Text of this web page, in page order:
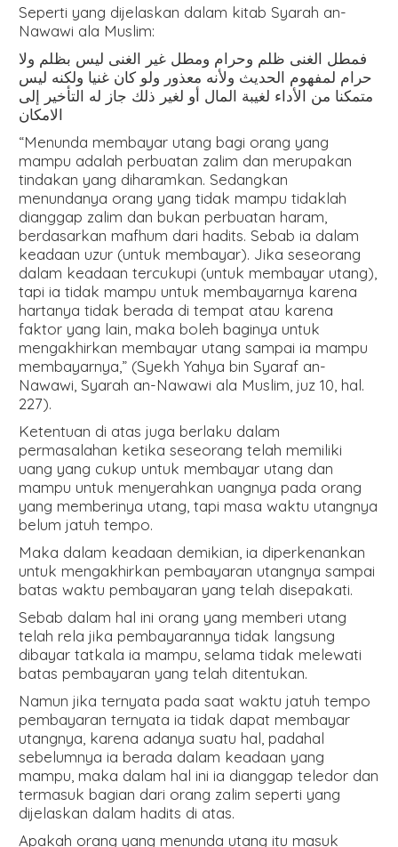
Seperti yang dijelaskan dalam kitab Syarah an-
Nawawi ala Muslim:
فمطل الغنى ظلم وحرام ومطل غير الغنى ليس بظلم ولا
حرام لمفهوم الحديث ولأنه معذور ولو كان غنيا ولكنه ليس
متمكنا من الأداء لغيبة المال أو لغير ذلك جاز له التأخير إلى
الامكان
“Menunda membayar utang bagi orang yang
mampu adalah perbuatan zalim dan merupakan
tindakan yang diharamkan. Sedangkan
menundanya orang yang tidak mampu tidaklah
dianggap zalim dan bukan perbuatan haram,
berdasarkan mafhum dari hadits. Sebab ia dalam
keadaan uzur (untuk membayar). Jika seseorang
dalam keadaan tercukupi (untuk membayar utang),
tapi ia tidak mampu untuk membayarnya karena
hartanya tidak berada di tempat atau karena
faktor yang lain, maka boleh baginya untuk
mengakhirkan membayar utang sampai ia mampu
membayarnya,” (Syekh Yahya bin Syaraf an-
Nawawi, Syarah an-Nawawi ala Muslim, juz 10, hal.
227).
Ketentuan di atas juga berlaku dalam
permasalahan ketika seseorang telah memiliki
uang yang cukup untuk membayar utang dan
mampu untuk menyerahkan uangnya pada orang
yang memberinya utang, tapi masa waktu utangnya
belum jatuh tempo.
Maka dalam keadaan demikian, ia diperkenankan
untuk mengakhirkan pembayaran utangnya sampai
batas waktu pembayaran yang telah disepakati.
Sebab dalam hal ini orang yang memberi utang
telah rela jika pembayarannya tidak langsung
dibayar tatkala ia mampu, selama tidak melewati
batas pembayaran yang telah ditentukan.
Namun jika ternyata pada saat waktu jatuh tempo
pembayaran ternyata ia tidak dapat membayar
utangnya, karena adanya suatu hal, padahal
sebelumnya ia berada dalam keadaan yang
mampu, maka dalam hal ini ia dianggap teledor dan
termasuk bagian dari orang zalim seperti yang
dijelaskan dalam hadits di atas.
Apakah orang yang menunda utang itu masuk